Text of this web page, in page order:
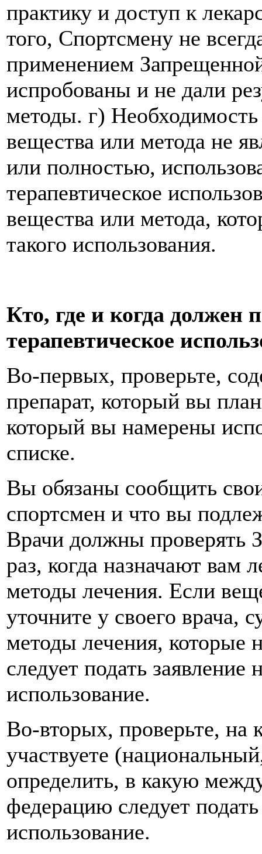
практику и доступ к
того, Спортсмену не
применением
испробованы и не дали
методы. г) Необходимость
вещества или метода не
или полностью,
терапевтическое
вещества или метода,
такого использования.
Кто, где и когда должен
терапевтическое
Во-первых, проверьте,
препарат, который вы
который вы намерены
списке.
Вы обязаны сообщить
спортсмен и что вы
Врачи должны проверять
раз, когда назначают вам
методы лечения. Если
уточните у своего врача,
методы лечения, которые
следует подать заявление
использование.
Во-вторых, проверьте, на
участвуете
определить, в какую
федерацию следует
использование.